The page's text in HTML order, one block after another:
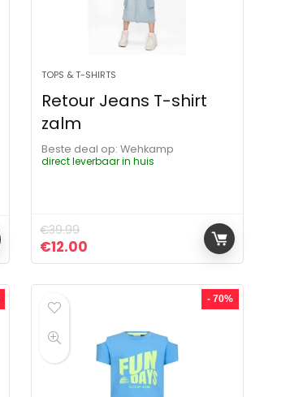
TOPS & T-SHIRTS
Retour Jeans T-shirt
zalm
Beste deal op:
Wehkamp
direct leverbaar in huis
€39.99
Oorspronkelijke prijs was: €39.99.
€12.00 Huidige prijs is: €12.00.
- 70%